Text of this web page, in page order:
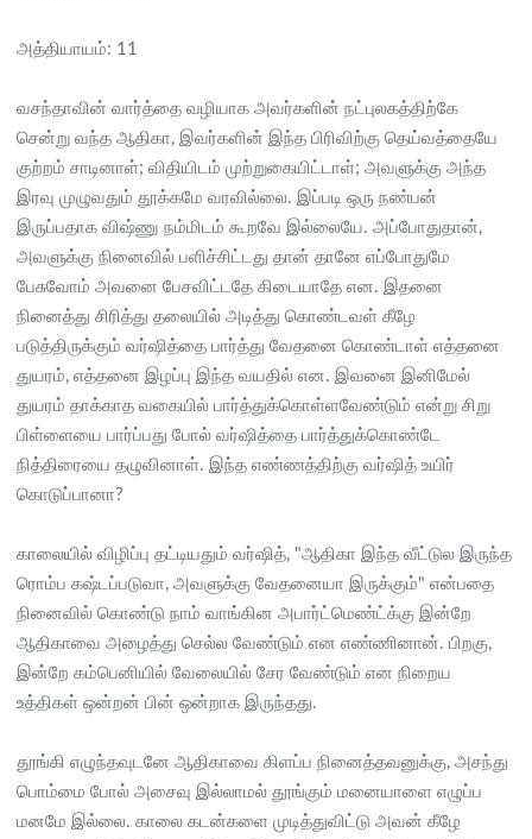
அத்தியாயம்: 11
வசந்தாவின் வார்த்தை வழியாக அவர்களின் நட்புலகத்திற்கே
சென்று வந்த ஆதிகா, இவர்களின் இந்த பிரிவிற்கு தெய்வத்தையே
குற்றம் சாடினாள்; விதியிடம் முற்றுகையிட்டாள்; அவளுக்கு அந்த
இரவு முழுவதும் தூக்கமே வரவில்லை. இப்படி ஒரு நண்பன்
இருப்பதாக விஷ்ணு நம்மிடம் கூறவே இல்லையே. அப்போதுதான்,
அவளுக்கு நினைவில் பளிச்சிட்டது தான் தானே எப்போதுமே
பேசுவோம் அவனை பேசவிட்டதே கிடையாதே என. இதனை
நினைத்து சிரித்து தலையில் அடித்து கொண்டவள் கீழே
படுத்திருக்கும் வர்ஷித்தை பார்த்து வேதனை கொண்டாள் எத்தனை
துயரம், எத்தனை இழப்பு இந்த வயதில் என. இவனை இனிமேல்
துயரம் தாக்காத வகையில் பார்த்துக்கொள்ளவேண்டும் என்று சிறு
பிள்ளையை பார்ப்பது போல் வர்ஷித்தை பார்த்துக்கொண்டே
நித்திரையை தழுவினாள். இந்த எண்ணத்திற்கு வர்ஷித் உயிர்
கொடுப்பானா?
காலையில் விழிப்பு தட்டியதும் வர்ஷித், "ஆதிகா இந்த வீட்டுல இருந்த
ரொம்ப கஷ்டப்படுவா, அவளுக்கு வேதனையா இருக்கும்" என்பதை
நினைவில் கொண்டு நாம் வாங்கின அபார்ட்மெண்ட்க்கு இன்றே
ஆதிகாவை அழைத்து செல்ல வேண்டும் என எண்ணினான். பிறகு,
இன்றே கம்பெனியில் வேலையில் சேர வேண்டும் என நிறைய
உத்திகள் ஒன்றன் பின் ஒன்றாக இருந்தது.
தூங்கி எழுந்தவுடனே ஆதிகாவை கிளப்ப நினைத்தவனுக்கு, அசந்து
பொம்மை போல் அசைவு இல்லாமல் தூங்கும் மனையாளை எழுப்ப
மனமே இல்லை. காலை கடன்களை முடித்துவிட்டு அவன் கீழே